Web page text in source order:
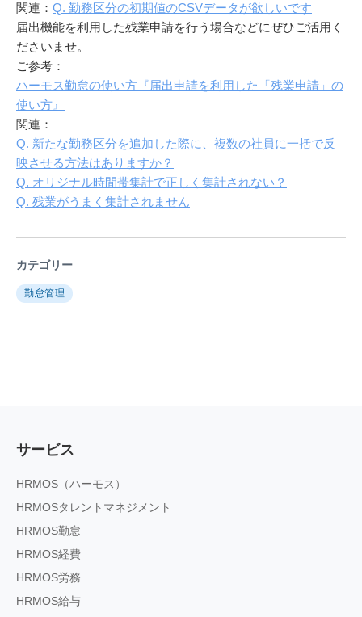
関連： Q. 勤務区分の初期値のCSVデータが欲しいです
届出機能を利用した残業申請を行う場合などにぜひご活用く
ださいませ。
ご参考：
ハーモス勤怠の使い方『届出申請を利用した「残業申請」の
使い方』
関連：
Q. 新たな勤務区分を追加した際に、複数の社員に一括で反
映させる方法はありますか？
Q. オリジナル時間帯集計で正しく集計されない？
Q. 残業がうまく集計されません
カテゴリー
勤怠管理
サービス
HRMOS（ハーモス）
HRMOSタレントマネジメント
HRMOS勤怠
HRMOS経費
HRMOS労務
HRMOS給与